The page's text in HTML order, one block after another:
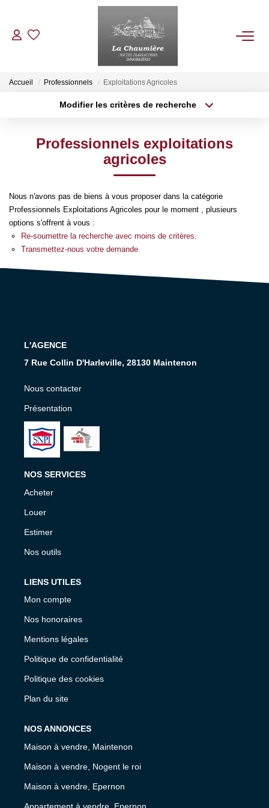
ACHETER
ESTIMER
NOTRE AGENCE
Qui Sommes Nous
Nos Services
Accueil Professionnels Exploitations Agricoles
Modifier les critères de recherche
Type de bien
Surface min
Créer une alerte
Professionnels exploitations
agricoles
Nous n'avons pas de biens à vous proposer dans la catégorie
Professionnels Exploitations Agricoles pour le moment , plusieurs
options s'offrent à vous :
Re-soumettre la recherche avec moins de critères.
Transmettez-nous votre demande
L'AGENCE
7 Rue Collin D'Harleville, 28130 Maintenon
Nous contacter
Présentation
NOS SERVICES
Acheter
Louer
Estimer
Nos outils
LIENS UTILES
Mon compte
Nos honoraires
Mentions légales
Politique de confidentialité
Politique des cookies
Plan du site
NOS ANNONCES
Maison à vendre, Maintenon
Maison à vendre, Nogent le roi
Maison à vendre, Epernon
Appartement à vendre, Epernon